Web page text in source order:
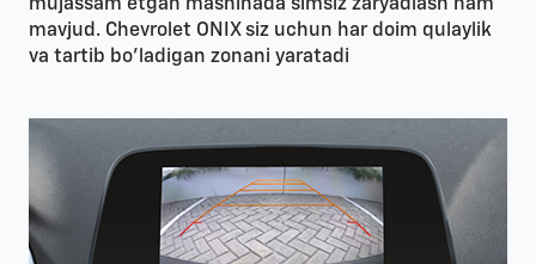
mujassam etgan mashinada simsiz zaryadlash ham
mavjud. Chevrolet ONIX siz uchun har doim qulaylik
va tartib bo'ladigan zonani yaratadi